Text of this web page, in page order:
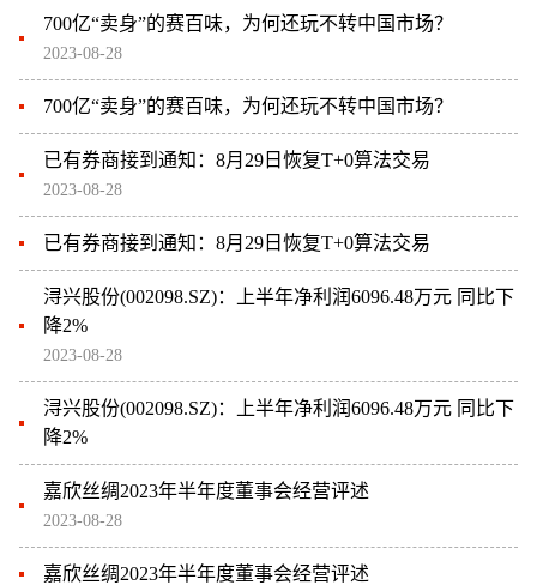
700亿“卖身”的赛百味，为何还玩不转中国市场？
2023-08-28
700亿“卖身”的赛百味，为何还玩不转中国市场？
已有券商接到通知：8月29日恢复T+0算法交易
2023-08-28
已有券商接到通知：8月29日恢复T+0算法交易
浔兴股份(002098.SZ)：上半年净利润6096.48万元 同比下
降2%
2023-08-28
浔兴股份(002098.SZ)：上半年净利润6096.48万元 同比下
降2%
嘉欣丝绸2023年半年度董事会经营评述
2023-08-28
嘉欣丝绸2023年半年度董事会经营评述